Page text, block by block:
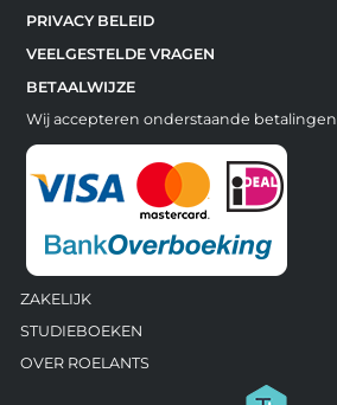
PRIVACY BELEID
VEELGESTELDE VRAGEN
BETAALWIJZE
Wij accepteren onderstaande betalingen
ZAKELIJK
STUDIEBOEKEN
OVER ROELANTS